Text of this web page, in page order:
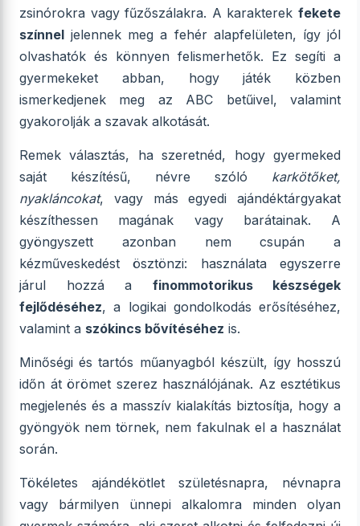
zsinórokra vagy fűzőszálakra. A karakterek fekete
színnel jelennek meg a fehér alapfelületen, így jól
olvashatók és könnyen felismerhetők. Ez segíti a
gyermekeket abban, hogy játék közben
ismerkedjenek meg az ABC betűivel, valamint
gyakorolják a szavak alkotását.
Remek választás, ha szeretnéd, hogy gyermeked
saját készítésű, névre szóló karkötőket,
nyakláncokat, vagy más egyedi ajándéktárgyakat
készíthessen magának vagy barátainak. A
gyöngyszett azonban nem csupán a
kézműveskedést ösztönzi: használata egyszerre
járul hozzá a finommotorikus készségek
fejlődéséhez, a logikai gondolkodás erősítéséhez,
valamint a szókincs bővítéséhez is.
Minőségi és tartós műanyagból készült, így hosszú
időn át örömet szerez használójának. Az esztétikus
megjelenés és a masszív kialakítás biztosítja, hogy a
gyöngyök nem törnek, nem fakulnak el a használat
során.
Tökéletes ajándékötlet születésnapra, névnapra
vagy bármilyen ünnepi alkalomra minden olyan